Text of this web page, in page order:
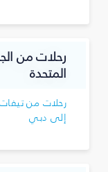
رحلات من
المتحدة
رحلات من تيفات
إلى دبي